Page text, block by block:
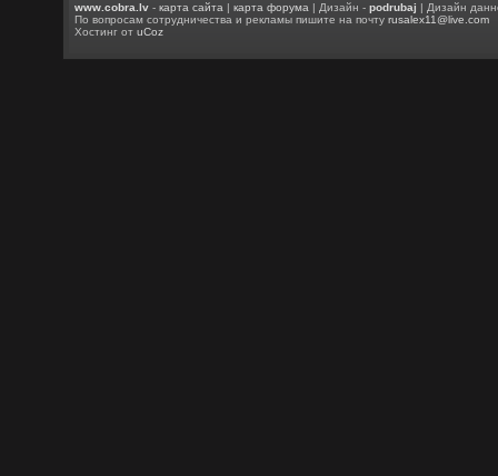
www.cobra.lv -карта сайта |карта форума | Дизайн -podrubaj | Дизайн
По вопросам сотрудничества и рекламы пишите на почтуrusalex11@live.com
Хостинг отuCoz